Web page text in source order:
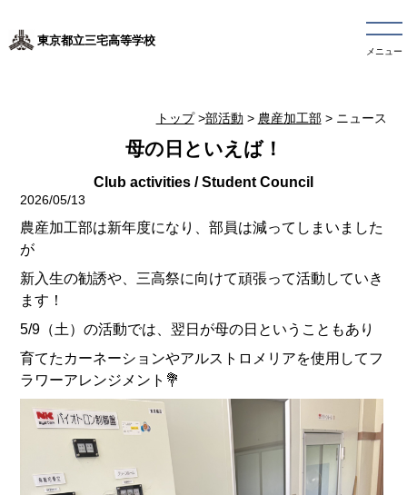
東京都立三宅高等学校
メニュー
トップ>部活動 > 農産加工部> ニュース
母の日といえば！
2026/05/13
農産加工部は新年度になり、部員は減ってしまいました
が
新入生の勧誘や、三高祭に向けて頑張って活動していき
ます！
5/9（土）の活動では、翌日が母の日ということもあり
育てたカーネーションやアルストロメリアを使用してフ
ラワーアレンジメント💐